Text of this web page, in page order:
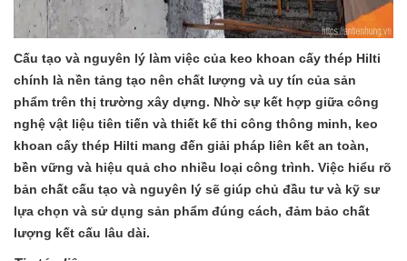
Cấu tạo và nguyên lý làm việc của keo khoan cấy thép Hilti
chính là nền tảng tạo nên chất lượng và uy tín của sản
phẩm trên thị trường xây dựng. Nhờ sự kết hợp giữa công
nghệ vật liệu tiên tiến và thiết kế thi công thông minh, keo
khoan cấy thép Hilti mang đến giải pháp liên kết an toàn,
bền vững và hiệu quả cho nhiều loại công trình. Việc hiểu rõ
bản chất cấu tạo và nguyên lý sẽ giúp chủ đầu tư và kỹ sư
lựa chọn và sử dụng sản phẩm đúng cách, đảm bảo chất
lượng kết cấu lâu dài.